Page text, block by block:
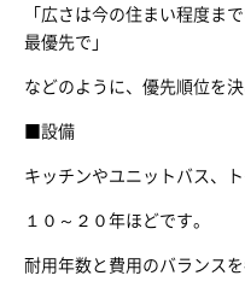
「広さは今の住まい程度ま
最優先で」
などのように、優先順位を
■設備
キッチンやユニットバス、
１０～２０年ほどです。
耐用年数と費用のバランスを